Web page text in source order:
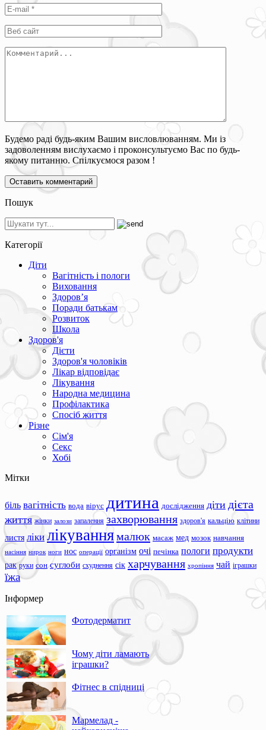
Будемо раді будь-яким Вашим висловлюванням. Ми із
задоволенням вислухаємо і проконсультуємо Вас по будь-
якому питанню. Спілкуємося разом !
Пошук
Категорії
Діти
Вагітність і пологи
Виховання
Здоров’я
Поради батькам
Розвиток
Школа
Здоров'я
Дієти
Здоров'я чоловіків
Лікар відповідає
Лікування
Народна медицина
Профілактика
Спосіб життя
Різне
Сім'я
Секс
Хобі
Мітки
біль вагітність вода вірус дитина дослідження діти дієта
життя жінки залози запалення захворювання здоров'я кальцію клітини
листя ліки лікуваннямалюк масаж мед мозок навчання
насіння нирок ноги нос операції організм очі печінка пологи продукти
рак руки сон суглоби схуднення сік харчування хропіння чай іграшки
їжа
Інформер
Фотодерматит
Чому діти ламають
іграшки?
Фітнес в спідниці
Мармелад -